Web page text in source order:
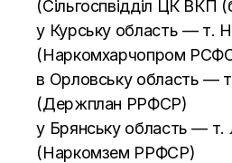
(Сільгоспвідділ ЦК ВКП
у Курську область —т.
(Наркомхарчопром
в Орловську область —
(Держплан РРФСР)
у Брянську область — т.
(Наркомзем РРФСР)